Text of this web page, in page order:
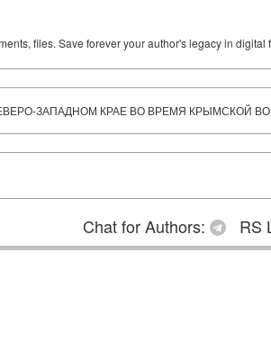
files. Save forever your author's legacy in digital
ЗАПАДНОМ КРАЕ ВО ВРЕМЯ КРЫМСКОЙ
Chat for Authors: RS